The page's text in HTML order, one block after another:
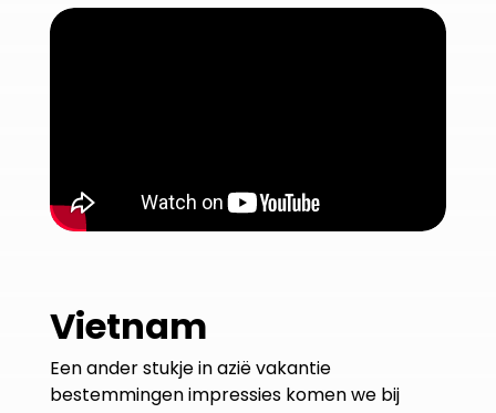
Vietnam
Een ander stukje in azië vakantie
bestemmingen impressies komen we bij